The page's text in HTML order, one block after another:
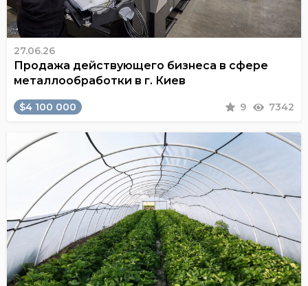
27.06.26
Продажа действующего бизнеса в сфере
металлообработки в г. Киев
$4 100 000 9 7342